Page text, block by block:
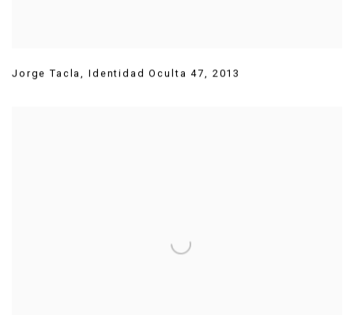
Jorge Tacla, Identidad Oculta 47, 2013